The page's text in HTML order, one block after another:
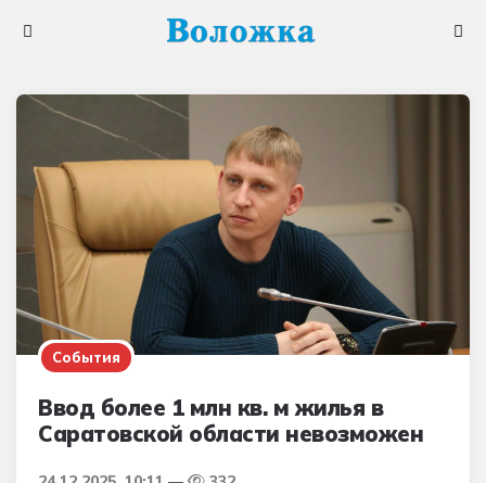
События
Ввод более 1 млн кв. м жилья в
Саратовской области невозможен